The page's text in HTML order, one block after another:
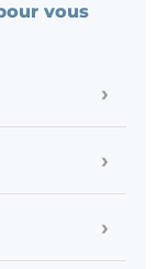
vous
›
›
›